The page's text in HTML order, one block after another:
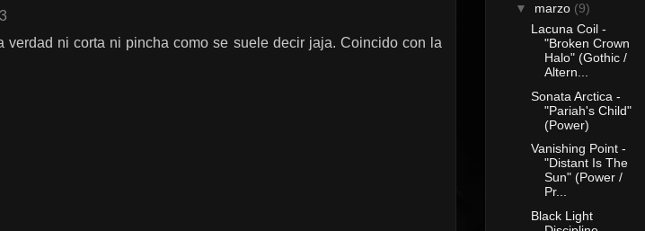
verdad ni corta ni pincha como se suele decir jaja. Coincido con la
▼ marzo (9)
Lacuna Coil -
"Broken Crown
Halo" (Gothic /
Altern...
Sonata Arctica -
"Pariah's Child"
(Power)
Vanishing Point -
"Distant Is The
Sun" (Power /
Pr...
Black Light